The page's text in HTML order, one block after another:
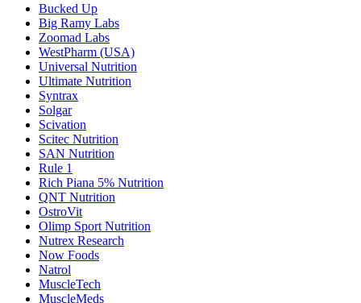
Bucked Up
Big Ramy Labs
Zoomad Labs
WestPharm (USA)
Universal Nutrition
Ultimate Nutrition
Syntrax
Solgar
Scivation
Scitec Nutrition
SAN Nutrition
Rule 1
Rich Piana 5% Nutrition
QNT Nutrition
OstroVit
Olimp Sport Nutrition
Nutrex Research
Now Foods
Natrol
MuscleTech
MuscleMeds